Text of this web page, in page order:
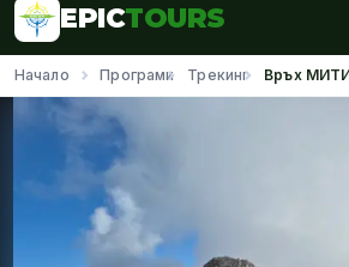
EPICTOURS
Начало Програми Трекинг Връх